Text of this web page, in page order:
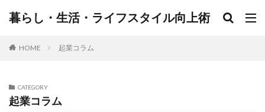
暮らし・生活・ライフスタイル向上術
HOME 起業コラム
CATEGORY
起業コラム